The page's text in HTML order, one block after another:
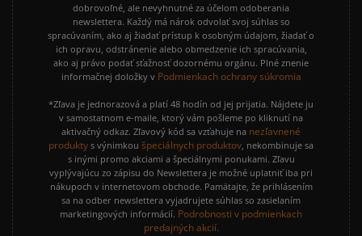
dobrovoľné, ale nevyhnutné za účelom odoberania
newslettera. Každý má nárok odvolať svoj súhlas so
spracúvaním, ako aj žiadať prístup k osobným údajom, žiadať o
ich opravu, odstránenie alebo obmedzenie ich spracúvania,
ako aj právo podať sťažnosť dozornému orgánu. Plné znenie
informačnej doložky v Podmienkach ochrany súkromia
*Zľava je jednorazová a platí 48 hodín od jej prijatia. Nájdete ju
v samostatnom e-maile, ktorý vám pošleme po kliknutí na
aktivačný odkaz. Zľavový kód sa vzťahuje na nezľavnené
produkty s výnimkou špeciálnych produktov, nekombinuje sa
s inými promo akciami a špeciálnymi ponukami. Zľavu
vyplývajúcu zo zápisu do Newslettera je možné uplatniť iba pri
nákupoch v internetovom obchode. Pamätajte, že prihlásením
sa na odber newslettera vyjadrujete súhlas so zasielaním
marketingových informácií. Podrobnosti v podmienkach
predajných akcií.